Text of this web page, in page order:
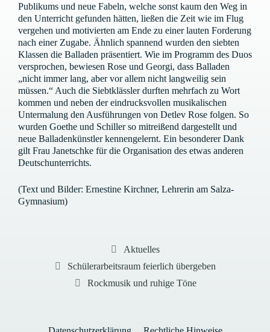
Publikums und neue Fabeln, welche sonst kaum den Weg in
den Unterricht gefunden hätten, ließen die Zeit wie im Flug
vergehen und motivierten am Ende zu einer lauten Forderung
nach einer Zugabe. Ähnlich spannend wurden den siebten
Klassen die Balladen präsentiert. Wie im Programm des Duos
versprochen, bewiesen Rose und Georgi, dass Balladen
„nicht immer lang, aber vor allem nicht langweilig sein
müssen.“ Auch die Siebtklässler durften mehrfach zu Wort
kommen und neben der eindrucksvollen musikalischen
Untermalung den Ausführungen von Detlev Rose folgen. So
wurden Goethe und Schiller so mitreißend dargestellt und
neue Balladenkünstler kennengelernt. Ein besonderer Dank
gilt Frau Janetschke für die Organisation des etwas anderen
Deutschunterrichts.
(Text und Bilder: Ernestine Kirchner, Lehrerin am Salza-
Gymnasium)
Kategorien
Aktuelles
Schülerarbeitsraum feierlich übergeben
Rockmusik und ruhige Töne